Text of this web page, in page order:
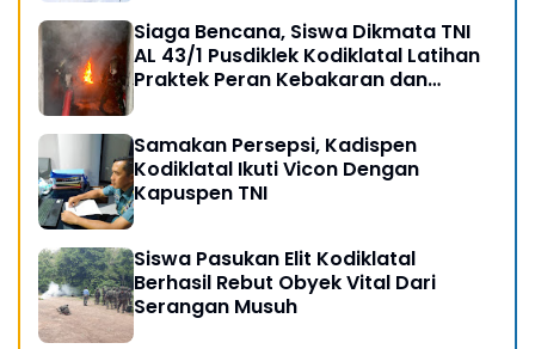
Siaga Bencana, Siswa Dikmata TNI
AL 43/1 Pusdiklek Kodiklatal Latihan
Praktek Peran Kebakaran dan
Samakan Persepsi, Kadispen
Kodiklatal Ikuti Vicon Dengan
Kapuspen TNI
Siswa Pasukan Elit Kodiklatal
Berhasil Rebut Obyek Vital Dari
Serangan Musuh